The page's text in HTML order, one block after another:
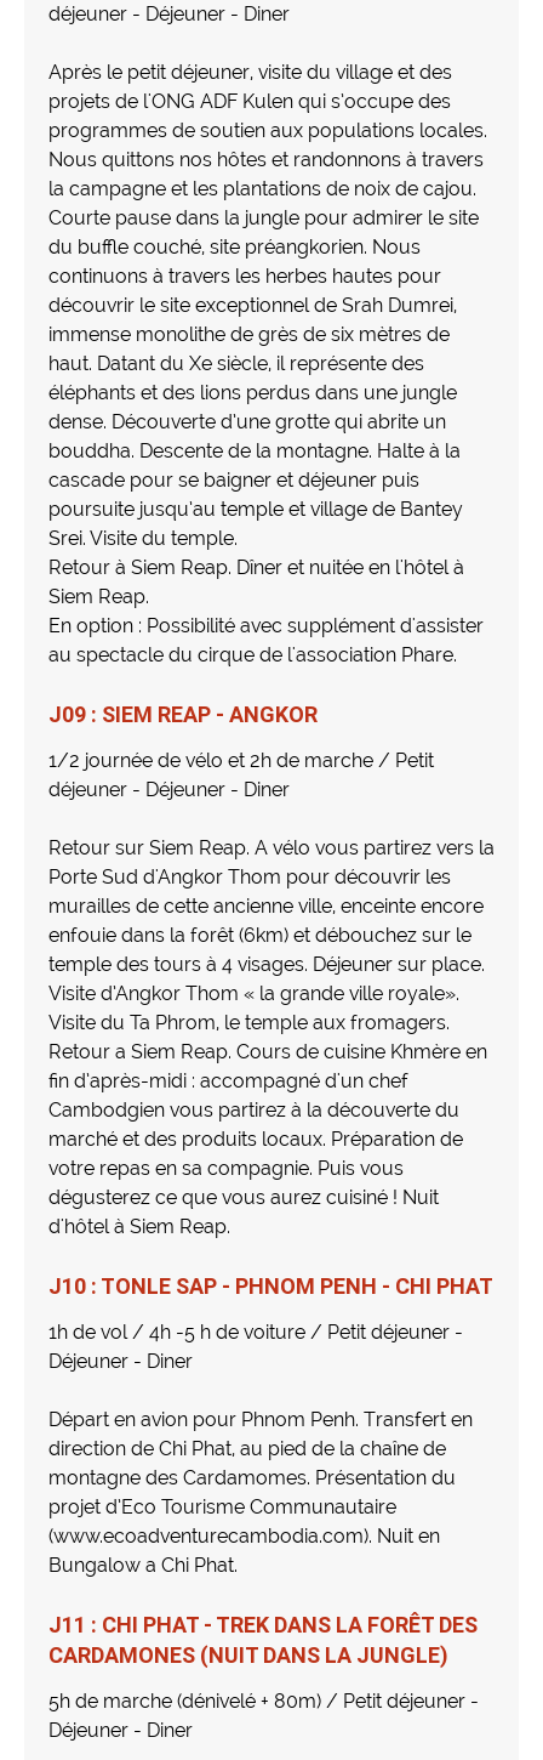
déjeuner - Déjeuner - Diner
Après le petit déjeuner, visite du village et des
projets de l'ONG ADF Kulen qui s’occupe des
programmes de soutien aux populations locales.
Nous quittons nos hôtes et randonnons à travers
la campagne et les plantations de noix de cajou.
Courte pause dans la jungle pour admirer le site
du buffle couché, site préangkorien. Nous
continuons à travers les herbes hautes pour
découvrir le site exceptionnel de Srah Dumrei,
immense monolithe de grès de six mètres de
haut. Datant du Xe siècle, il représente des
éléphants et des lions perdus dans une jungle
dense. Découverte d’une grotte qui abrite un
bouddha. Descente de la montagne. Halte à la
cascade pour se baigner et déjeuner puis
poursuite jusqu’au temple et village de Bantey
Srei. Visite du temple.
Retour à Siem Reap. Dîner et nuitée en l'hôtel à
Siem Reap.
En option : Possibilité avec supplément d'assister
au spectacle du cirque de l'association Phare.
J09 : SIEM REAP - ANGKOR
1/2 journée de vélo et 2h de marche / Petit
déjeuner - Déjeuner - Diner
Retour sur Siem Reap. A vélo vous partirez vers la
Porte Sud d'Angkor Thom pour découvrir les
murailles de cette ancienne ville, enceinte encore
enfouie dans la forêt (6km) et débouchez sur le
temple des tours à 4 visages. Déjeuner sur place.
Visite d’Angkor Thom « la grande ville royale».
Visite du Ta Phrom, le temple aux fromagers.
Retour a Siem Reap. Cours de cuisine Khmère en
fin d’après-midi : accompagné d'un chef
Cambodgien vous partirez à la découverte du
marché et des produits locaux. Préparation de
votre repas en sa compagnie. Puis vous
dégusterez ce que vous aurez cuisiné ! Nuit
d'hôtel à Siem Reap.
J10 : TONLE SAP - PHNOM PENH - CHI PHAT
1h de vol / 4h -5 h de voiture / Petit déjeuner -
Déjeuner - Diner
Départ en avion pour Phnom Penh. Transfert en
direction de Chi Phat, au pied de la chaîne de
montagne des Cardamomes. Présentation du
projet d’Eco Tourisme Communautaire
(www.ecoadventurecambodia.com). Nuit en
Bungalow a Chi Phat.
J11 : CHI PHAT - TREK DANS LA FORÊT DES
CARDAMONES (NUIT DANS LA JUNGLE)
5h de marche (dénivelé + 80m) / Petit déjeuner -
Déjeuner - Diner